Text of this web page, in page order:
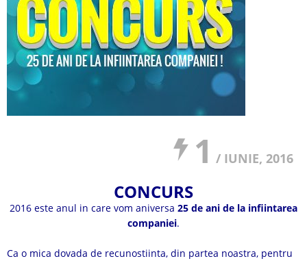
1 / IUNIE, 2016
CONCURS
2016 este anul in care vom aniversa 25 de ani de la infiintarea
companiei.
Ca o mica dovada de recunostiinta, din partea noastra, pentru